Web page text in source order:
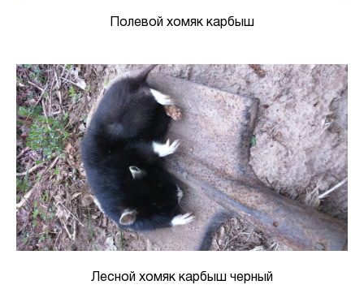
Полевой хомяк карбыш
Лесной хомяк карбыш черный